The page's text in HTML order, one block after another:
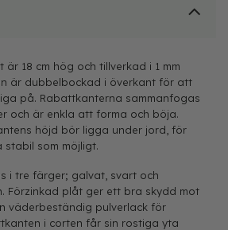
18 cm hög och tillverkad i 1 mm
är dubbelbockad i överkant för att
på. Rabattkanterna sammanfogas
och är enkla att forma och böja.
höjd bör ligga under jord, för
stabil som möjligt.
i tre färger; galvat, svart och
Förzinkad plåt ger ett bra skydd mot
väderbeständig pulverlack för
i corten får sin rostiga yta